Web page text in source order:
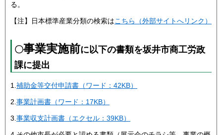
る。
【注】日本標準産業分類の検索はこちら（外部サイトへリンク）
〇事業実施前に以下の書類を坂井市商工労政
課に提出
1. 補助金等交付申請書（ワード：42KB）
2. 事業計画書（ワード：17KB）
3. 事業収支計画書（エクセル：39KB）